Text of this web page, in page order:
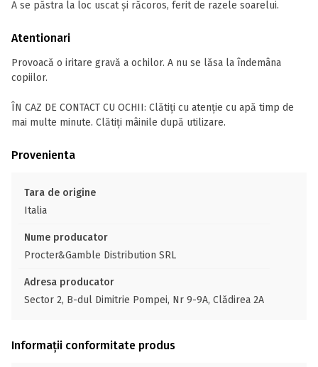
A se păstra la loc uscat și răcoros, ferit de razele soarelui.
Atentionari
Provoacă o iritare gravă a ochilor. A nu se lăsa la îndemâna
copiilor.
ÎN CAZ DE CONTACT CU OCHII: Clătiți cu atenție cu apă timp de
mai multe minute. Clătiţi mâinile după utilizare.
Provenienta
Tara de origine
Italia
Nume producator
Procter&Gamble Distribution SRL
Adresa producator
Sector 2, B-dul Dimitrie Pompei, Nr 9-9A, Clădirea 2A
Informații conformitate produs